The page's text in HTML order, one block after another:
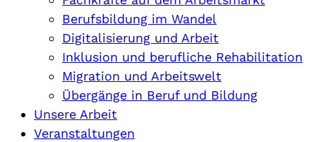
Berufsbildung im Wandel
Digitalisierung und Arbeit
Inklusion und berufliche Rehabilitation
Migration und Arbeitswelt
Übergänge in Beruf und Bildung
Unsere Arbeit
Veranstaltungen